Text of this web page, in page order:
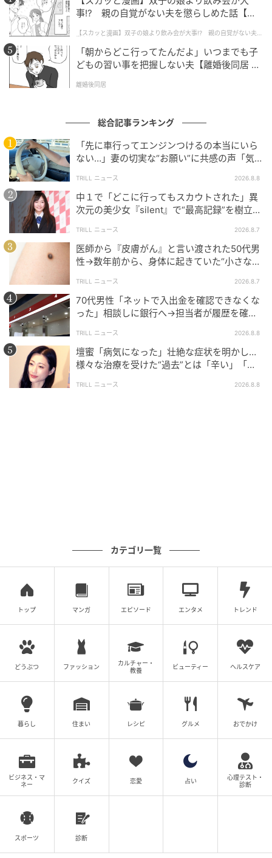
次の話を読む
妻は看病してもらえないのが普通ですか？
全話一覧を見る
ゆりゆ
夫婦問題やママ友トラブルなど、大人の女性に共感
事!? 親の自覚がない夫を懲らしめた話【第1
【スカッと漫画】双子の娘より飲み会が大事!? 親の自覚がない夫を
懲らしめた話
「朝からどこ行ってたんだよ」いつまでも子
どもの習い事を把握しない夫【離婚後同居 Vo
離婚後同居
総合記事ランキング
「先に車行ってエンジンつけるの本当にいら
ない…」妻の切実な“お願い”に共感の声「気
TRILL ニュース 2026.8.8
中１で「どこに行ってもスカウトされた」異
次元の美少女『silent』で“最高記録”を樹立し
TRILL ニュース 2026.8.7
医師から『皮膚がん』と言い渡された50代男
性→数年前から、身体に起きていた“小さな異
TRILL ニュース 2026.8.7
70代男性「ネットで入出金を確認できなくな
った」相談しに銀行へ→担当者が履歴を確認
TRILL ニュース 2026.8.8
壇蜜「病気になった」壮絶な症状を明かし…
様々な治療を受けた“過去”とは「辛い」「苦
TRILL ニュース 2026.8.8
カテゴリ一覧
トップ マンガ エピソード エンタメ トレンド
どうぶつ ファッション
カルチャー・
教養
ビューティー ヘルスケア
暮らし 住まい レシピ グルメ おでかけ
ビジネス・マ
ネー
クイズ 恋愛 占い
心理テスト・
診断
スポーツ 診断